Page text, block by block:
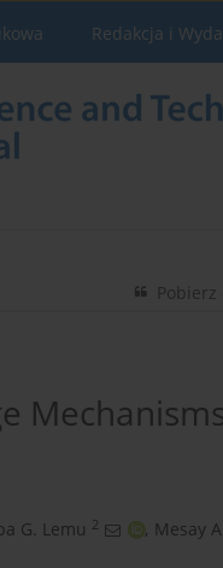
Redakcja i
G. Lemu 2 , Mesay